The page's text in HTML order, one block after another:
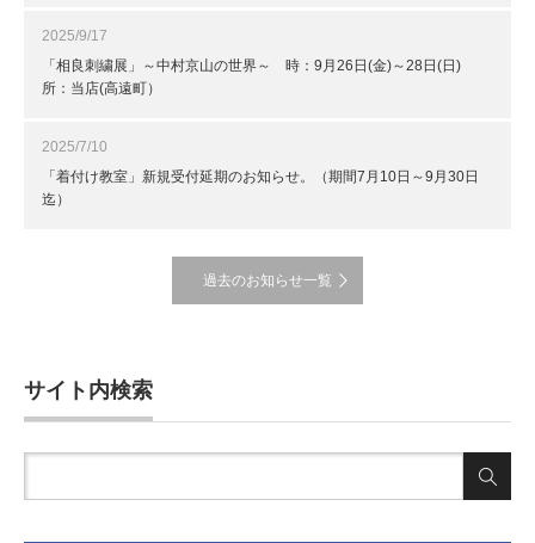
2025/9/17
「相良刺繍展」～中村京山の世界～ 時：9月26日(金)～28日(日)
所：当店(高遠町）
2025/7/10
「着付け教室」新規受付延期のお知らせ。（期間7月10日～9月30日
迄）
過去のお知らせ一覧
サイト内検索